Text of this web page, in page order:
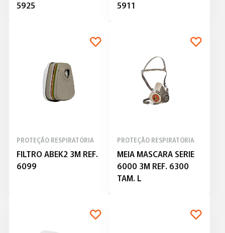
5925 5911
PROTEÇÃO RESPIRATÓRIA
FILTRO ABEK2 3M REF.
6099
PROTEÇÃO RESPIRATÓRIA
MEIA MASCARA SERIE
6000 3M REF. 6300
TAM. L